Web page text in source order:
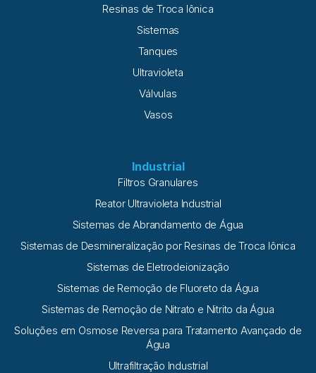
Resinas de Troca Iônica
Sistemas
Tanques
Ultravioleta
Válvulas
Vasos
Industrial
Filtros Granulares
Reator Ultravioleta Industrial
Sistemas de Abrandamento de Água
Sistemas de Desmineralização por Resinas de Troca Iônica
Sistemas de Eletrodeionização
Sistemas de Remoção de Fluoreto da Água
Sistemas de Remoção de Nitrato e Nitrito da Água
Soluções em Osmose Reversa para Tratamento Avançado de
Água
Ultrafiltração Industrial